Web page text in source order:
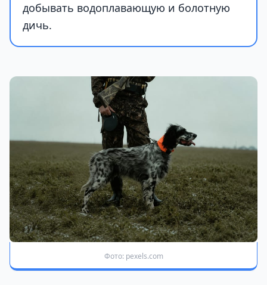
добывать водоплавающую и болотную
дичь.
Фото: pexels.com